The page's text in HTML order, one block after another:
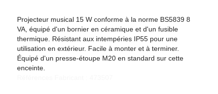
Projecteur musical 15 W conforme à la norme BS5839 8
VA, équipé d'un bornier en céramique et d'un fusible
thermique. Résistant aux intempéries IP55 pour une
utilisation en extérieur. Facile à monter et à terminer.
Équipé d'un presse-étoupe M20 en standard sur cette
enceinte.